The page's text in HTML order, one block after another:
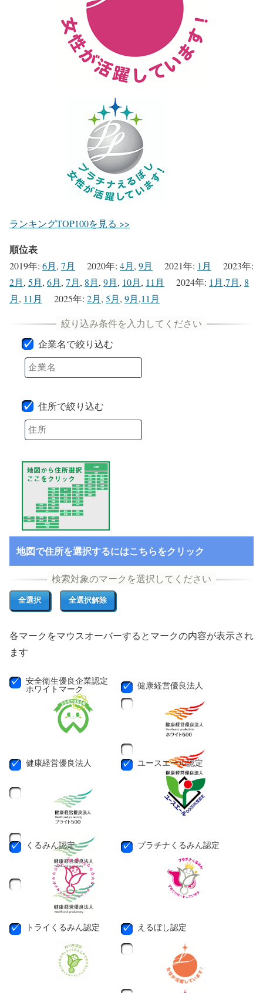
ランキングTOP100を見る >>
順位表
2019年: 6月, 7月 2020年: 4月, 9月 2021年: 1月 2023年:
2月, 5月, 6月, 7月, 8月, 9月, 10月, 11月 2024年: 1月,7月, 8
月, 11月 2025年: 2月, 5月, 9月,11月
企業名で絞り込む
住所で絞り込む
地図で住所を選択するにはこちらをクリック
各マークをマウスオーバーするとマークの内容が表示され
ます
安全衛生優良企業認定
ホワイトマーク 健康経営優良法人
健康経営優良法人 ユースエール認定
くるみん認定 プラチナくるみん認定
トライくるみん認定 えるぼし認定